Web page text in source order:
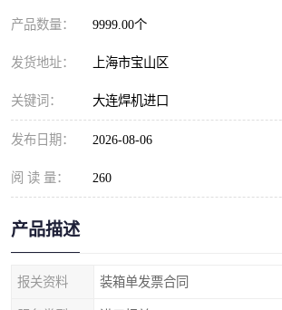
产品数量： 9999.00个
发货地址： 上海市宝山区
关键词： 大连焊机进口
发布日期： 2026-08-06
阅 读 量： 260
产品描述
报关资料 装箱单发票合同